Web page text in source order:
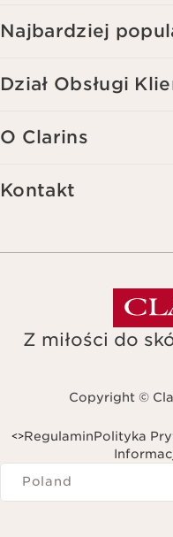
Najbardziej
Dział Obsługi
O Clarins
Kontakt
Z miłości do
Copyright ©
RegulaminPolityka
<>
Navigates to
Poland